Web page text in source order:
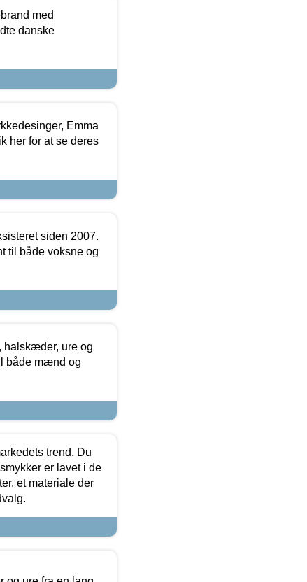
med
danske
Emma
her for at se deres
siden 2007.
til både voksne og
halskæder, ure og
både mænd og
trend. Du
er lavet i de
et materiale der